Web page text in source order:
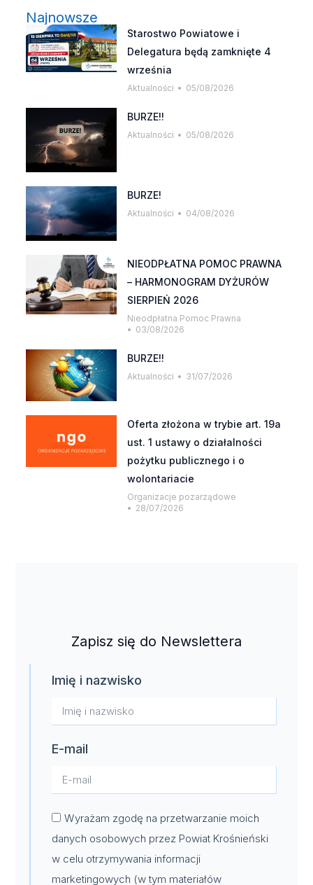
Najnowsze
Starostwo Powiatowe i
Delegatura będą zamknięte 4
września
Aktualności 05/08/2026
BURZE!!
Aktualności 05/08/2026
BURZE!
Aktualności 04/08/2026
NIEODPŁATNA POMOC PRAWNA
– HARMONOGRAM DYŻURÓW
SIERPIEŃ 2026
Nieodpłatna Pomoc Prawna
03/08/2026
BURZE!!
Aktualności 31/07/2026
Oferta złożona w trybie art. 19a
ust. 1 ustawy o działalności
pożytku publicznego i o
wolontariacie
Organizacje pozarządowe
28/07/2026
Zapisz się do Newslettera
Imię i nazwisko
E-mail
Wyrażam zgodę na przetwarzanie moich
danych osobowych przez Powiat Krośnieński
w celu otrzymywania informacji
marketingowych (w tym materiałów